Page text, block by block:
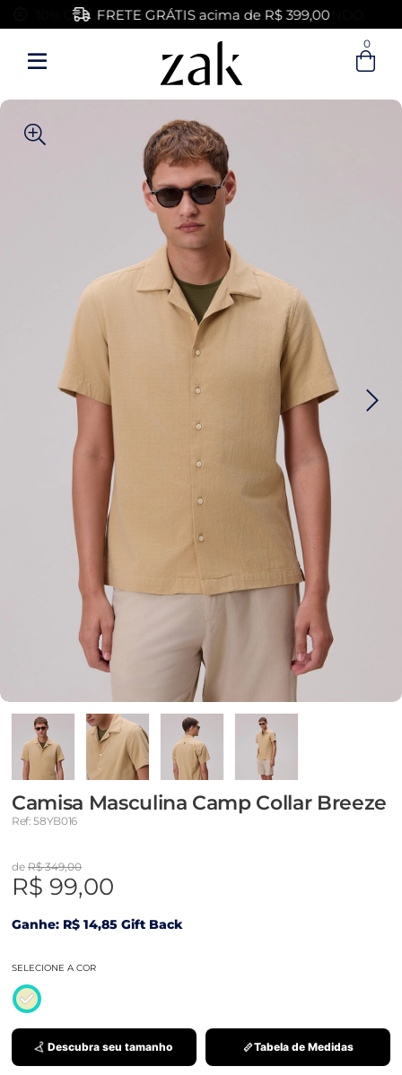
FRETE GRÁTIS acima de R$ 399,00
0
Camisa Masculina Camp Collar Breeze
Ref: 58YB016
de R$ 349,00
R$ 99,00
Ganhe: R$ 14,85 Gift Back
SELECIONE A COR
Descubra seu tamanho Tabela de Medidas